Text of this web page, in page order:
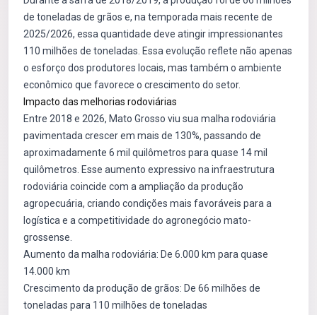
de toneladas de grãos e, na temporada mais recente de
2025/2026, essa quantidade deve atingir impressionantes
110 milhões de toneladas. Essa evolução reflete não apenas
o esforço dos produtores locais, mas também o ambiente
econômico que favorece o crescimento do setor.
Impacto das melhorias rodoviárias
Entre 2018 e 2026, Mato Grosso viu sua malha rodoviária
pavimentada crescer em mais de 130%, passando de
aproximadamente 6 mil quilômetros para quase 14 mil
quilômetros. Esse aumento expressivo na infraestrutura
rodoviária coincide com a ampliação da produção
agropecuária, criando condições mais favoráveis para a
logística e a competitividade do agronegócio mato-
grossense.
Aumento da malha rodoviária: De 6.000 km para quase
14.000 km
Crescimento da produção de grãos: De 66 milhões de
toneladas para 110 milhões de toneladas